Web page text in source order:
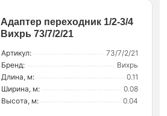
Адаптер переходник 1/2-3/4
Вихрь 73/7/2/21
Артикул:
73/7/2/21
Бренд:
Вихрь
Длина, м:
0.11
Ширина, м:
0.08
Высота, м:
0.04